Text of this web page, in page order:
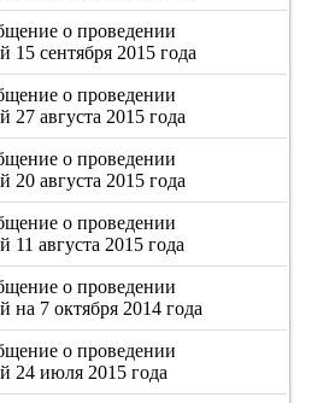
о проведении
сентября 2015 года
о проведении
августа 2015 года
о проведении
августа 2015 года
о проведении
августа 2015 года
о проведении
7 октября 2014 года
о проведении
24 июля 2015 года